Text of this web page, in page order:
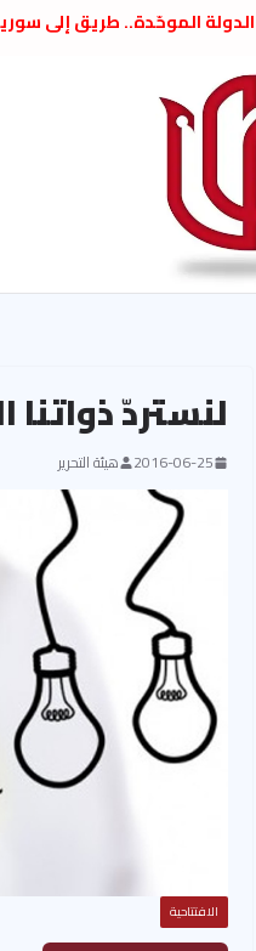
الدولة الموحّدة.. طريق إلى
تعزية بوفاة المناضل حسن
العام السابق لحزب الاتحاد
الديمقراطي
بلاغ صادر عن اجتماع اللجنة
الحرب الأمريكية الإسرائيلية على
في إيران .. بيان من حزب الشعب
السوري
لنستردّ
2016-06-25 هيئة التحرير
الافتتاحية